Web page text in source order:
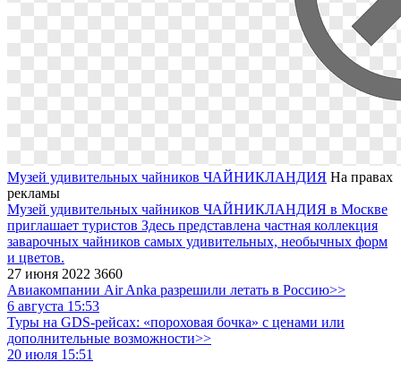
Музей удивительных чайников ЧАЙНИКЛАНДИЯ На правах
рекламы
Музей удивительных чайников ЧАЙНИКЛАНДИЯ в Москве
приглашает туристов Здесь представлена частная коллекция
заварочных чайников самых удивительных, необычных форм
и цветов.
27 июня 2022 3660
Авиакомпании Air Anka разрешили летать в Россию>>
6 августа 15:53
Туры на GDS-рейсах: «пороховая бочка» с ценами или
дополнительные возможности>>
20 июля 15:51